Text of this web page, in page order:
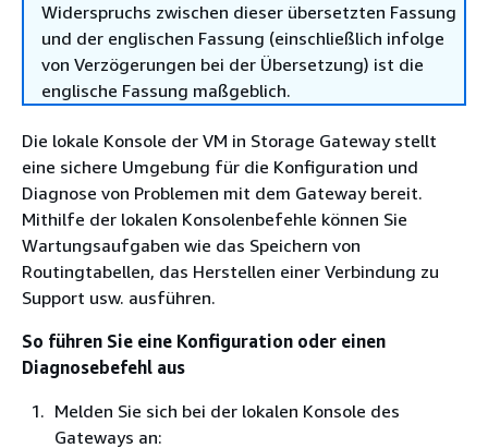
Widerspruchs zwischen dieser übersetzten Fassung
und der englischen Fassung (einschließlich infolge
von Verzögerungen bei der Übersetzung) ist die
englische Fassung maßgeblich.
Die lokale Konsole der VM in Storage Gateway stellt
eine sichere Umgebung für die Konfiguration und
Diagnose von Problemen mit dem Gateway bereit.
Mithilfe der lokalen Konsolenbefehle können Sie
Wartungsaufgaben wie das Speichern von
Routingtabellen, das Herstellen einer Verbindung zu
Support usw. ausführen.
So führen Sie eine Konfiguration oder einen
Diagnosebefehl aus
Melden Sie sich bei der lokalen Konsole des
Gateways an: